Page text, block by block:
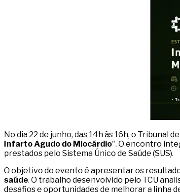
No dia 22 de junho, das 14h às 16h, o Tribunal
Infarto Agudo do Miocárdio". O encontro
prestados pelo Sistema Único de Saúde (SUS).
O objetivo do evento é apresentar os
saúde. O trabalho desenvolvido pelo TCU
desafios e oportunidades de melhorar a linha